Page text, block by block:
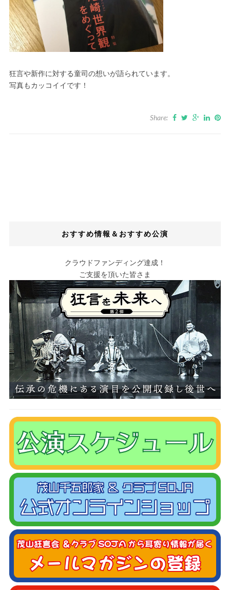
狂言や新作に対する童司の想いが語られています。
写真もカッコイイです！
Share:
おすすめ情報＆おすすめ公演
クラウドファンディング達成！
ご支援を頂いた皆さま